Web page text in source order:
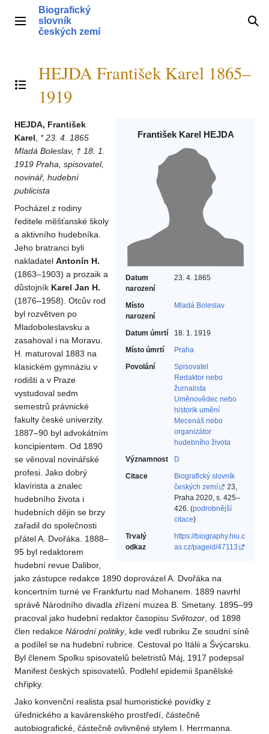
obsahHlavní menu
Biografický
slovník
českých zemí
Přepnout obsah
HEJDA František Karel 1865–
1919
František Karel HEJDA
Datum
narození
23. 4. 1865
Místo
narození
Mladá Boleslav
Datum úmrtí
18. 1. 1919
Místo úmrtí
Praha
Povolání
Spisovatel‎
Redaktor nebo
žurnalista‎
Uměnovědec nebo
historik umění‎
Mecenáš nebo
organizátor
hudebního života‎
Významnost
D
Citace
Biografický slovník
českých zemí
23,
Praha 2020, s. 425–
426. (podrobnější
citace)
Trvalý
odkaz
https://biography.hiu.c
as.cz/pageid/47113
HEJDA, František
Karel
* 23. 4. 1865
Mladá Boleslav, † 18. 1.
1919 Praha, spisovatel,
novinář, hudební
publicista
Pocházel z rodiny
ředitele měšťanské školy
a aktivního hudebníka.
Jeho bratranci byli
nakladatel Antonín H.
(1863–1903) a prozaik a
důstojník Karel Jan H.
(1876–1958). Otcův rod
byl rozvětven po
Mladoboleslavsku a
zasahoval i na Moravu.
H. maturoval 1883 na
klasickém gymnáziu v
rodišti a v Praze
vystudoval sedm
semestrů právnické
fakulty české univerzity.
1887–90 byl advokátním
koncipientem. Od 1890
se věnoval novinářské
profesi. Jako dobrý
klavírista a znalec
hudebního života i
hudebních dějin se brzy
zařadil do společnosti
přátel A. Dvořáka. 1888–
95 byl redaktorem
hudební revue Dalibor,
jako zástupce redakce 1890 doprovázel A. Dvořáka na
koncertním turné ve Frankfurtu nad Mohanem. 1889 navrhl
správě Národního divadla zřízení muzea B. Smetany. 1895–99
pracoval jako hudební redaktor časopisu Světozor , od 1898
člen redakce Národní politiky, kde vedl rubriku Ze soudní síně
a podílel se na hudební rubrice. Cestoval po Itálii a Švýcarsku.
Byl členem Spolku spisovatelů beletristů Máj, 1917 podepsal
Manifest českých spisovatelů. Podlehl epidemii španělské
chřipky.
Jako konvenční realista psal humoristické povídky z
úřednického a kavárenského prostředí, částečně
autobiografické, částečně ovlivněné stylem I. Herrmanna.